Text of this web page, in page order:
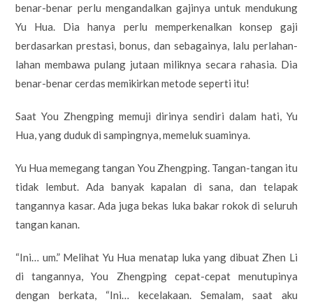
benar-benar perlu mengandalkan gajinya untuk mendukung
Yu Hua. Dia hanya perlu memperkenalkan konsep gaji
berdasarkan prestasi, bonus, dan sebagainya, lalu perlahan-
lahan membawa pulang jutaan miliknya secara rahasia. Dia
benar-benar cerdas memikirkan metode seperti itu!
Saat You Zhengping memuji dirinya sendiri dalam hati, Yu
Hua, yang duduk di sampingnya, memeluk suaminya.
Yu Hua memegang tangan You Zhengping. Tangan-tangan itu
tidak lembut. Ada banyak kapalan di sana, dan telapak
tangannya kasar. Ada juga bekas luka bakar rokok di seluruh
tangan kanan.
“Ini… um.” Melihat Yu Hua menatap luka yang dibuat Zhen Li
di tangannya, You Zhengping cepat-cepat menutupinya
dengan berkata, “Ini… kecelakaan. Semalam, saat aku